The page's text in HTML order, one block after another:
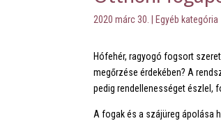
2020 márc 30. Egyéb kategória
Hófehér, ragyogó fogsort
megőrzése érdekében? A
pedig rendellenességet észlel,
A fogak és a szájüreg ápolása